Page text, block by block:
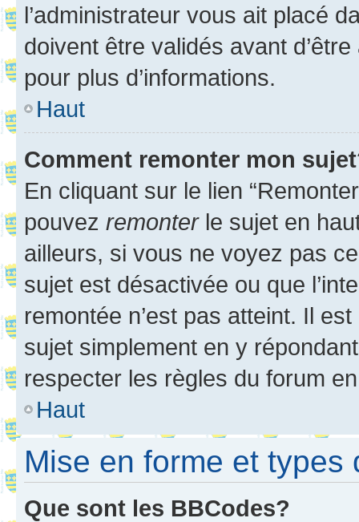
l’administrateur vous ait placé
doivent être validés avant
pour plus d’informations.
Haut
Comment remonter mon
En cliquant sur le lien
pouvez remonterle sujet en
ailleurs, si vous ne voyez pas
sujet est désactivée ou que
remontée n’est pas atteint. Il
sujet simplement en y
respecter les règles du forum
Haut
Mise en forme et types
Que sont les BBCodes?